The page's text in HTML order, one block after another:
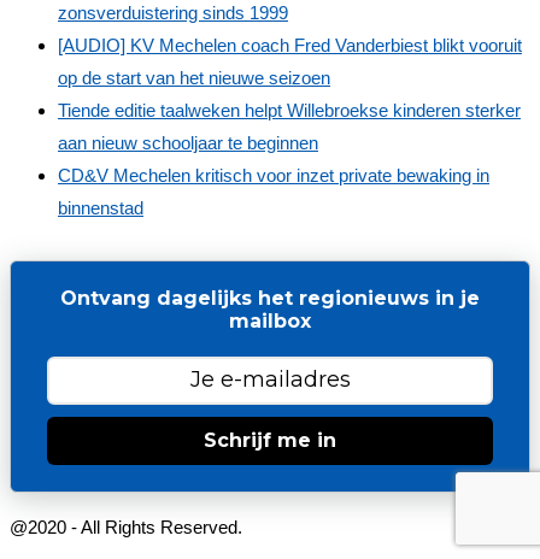
zonsverduistering sinds 1999
[AUDIO] KV Mechelen coach Fred Vanderbiest blikt vooruit
op de start van het nieuwe seizoen
Tiende editie taalweken helpt Willebroekse kinderen sterker
aan nieuw schooljaar te beginnen
CD&V Mechelen kritisch voor inzet private bewaking in
binnenstad
Ontvang dagelijks het regionieuws in je
mailbox
Schrijf me in
@2020 - All Rights Reserved.